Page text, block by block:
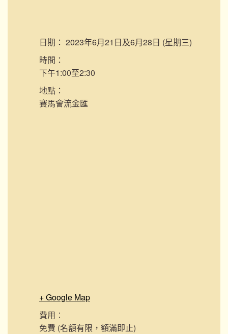
日期： 2023年6月21日及6月28日 (星期三)
時間：
下午1:00至2:30
地點：
賽馬會流金匯
+ Google Map
費用︰
免費 (名額有限，額滿即止)